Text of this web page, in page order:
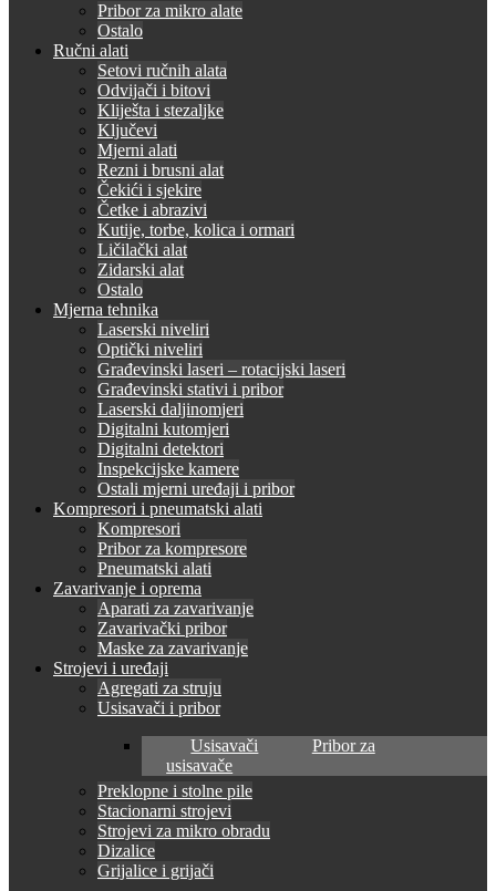
Pribor za mikro alate
Ostalo
Ručni alati
Setovi ručnih alata
Odvijači i bitovi
Kliješta i stezaljke
Ključevi
Mjerni alati
Rezni i brusni alat
Čekići i sjekire
Četke i abrazivi
Kutije, torbe, kolica i ormari
Ličilački alat
Zidarski alat
Ostalo
Mjerna tehnika
Laserski niveliri
Optički niveliri
Građevinski laseri – rotacijski laseri
Građevinski stativi i pribor
Laserski daljinomjeri
Digitalni kutomjeri
Digitalni detektori
Inspekcijske kamere
Ostali mjerni uređaji i pribor
Kompresori i pneumatski alati
Kompresori
Pribor za kompresore
Pneumatski alati
Zavarivanje i oprema
Aparati za zavarivanje
Zavarivački pribor
Maske za zavarivanje
Strojevi i uređaji
Agregati za struju
Usisavači i pribor
Usisavači
Pribor za
usisavače
Preklopne i stolne pile
Stacionarni strojevi
Strojevi za mikro obradu
Dizalice
Grijalice i grijači